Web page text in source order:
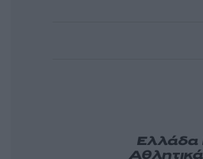
Ελλάδα
Αθλητικά